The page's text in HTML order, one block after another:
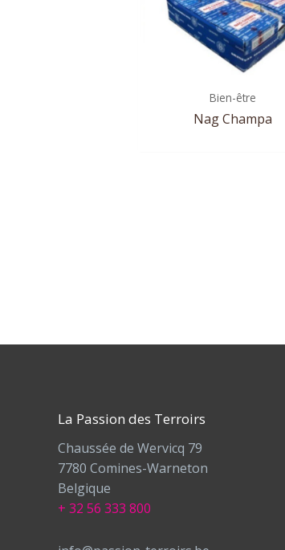
Bien-être
Nag Champa
La Passion des Terroirs
Chaussée de Wervicq 79
7780 Comines-Warneton
Belgique
+ 32 56 333 800